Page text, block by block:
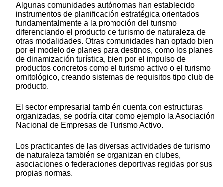
Algunas comunidades autónomas han establecido
instrumentos de planificación estratégica orientados
fundamentalmente a la promoción del turismo
diferenciando el producto de turismo de naturaleza de
otras modalidades. Otras comunidades han optado bien
por el modelo de planes para destinos, como los planes
de dinamización turística, bien por el impulso de
productos concretos como el turismo activo o el turismo
ornitológico, creando sistemas de requisitos tipo club de
producto.
El sector empresarial también cuenta con estructuras
organizadas, se podría citar como ejemplo la Asociación
Nacional de Empresas de Turismo Activo.
Los practicantes de las diversas actividades de turismo
de naturaleza también se organizan en clubes,
asociaciones o federaciones deportivas regidas por sus
propias normas.